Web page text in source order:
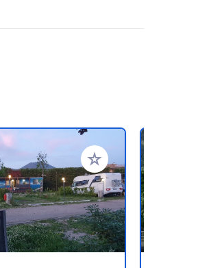
Aggiungi ai tuoi preferiti